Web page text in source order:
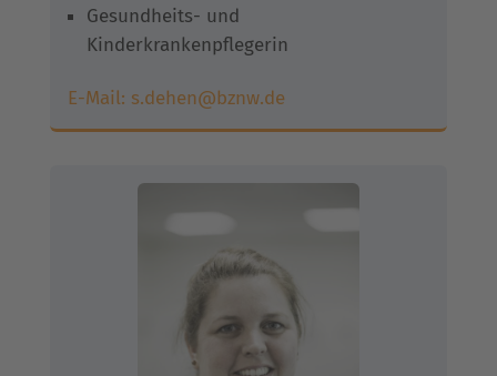
Gesundheits- und
Kinderkrankenpflegerin
E-Mail: s.dehen@bznw.de